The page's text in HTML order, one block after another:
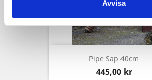
Avvisa
Pipe Sap 40cm
Pris
445,00 kr